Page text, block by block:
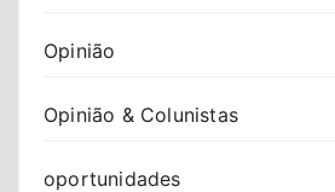
Opinião
Opinião & Colunistas
oportunidades